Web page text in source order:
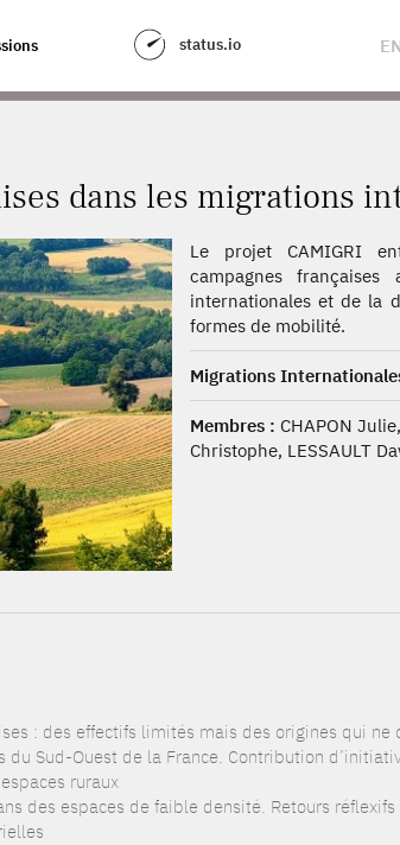
status.io
dans les migrations
Le projet CAMIGRI
campagnes
internationales et de la
formes de mobilité.
Migrations
Membres : CHAPON
Christophe, LESSAULT
: des effectifs limités mais des origines qui ne
du Sud-Ouest de la France. Contribution
ruraux
des espaces de faible densité. Retours réflexifs